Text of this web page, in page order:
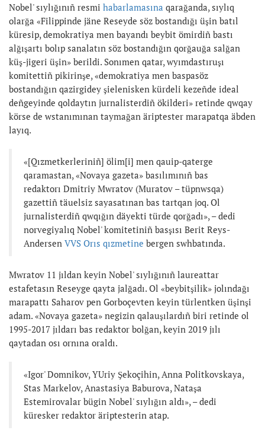
Nobel' sıylığınıñ resmi habarlamasına qarağanda, sıylıq
olarğa «Filippinde jäne Reseyde söz bostandığı üşin batıl
küresip, demokratiya men bayandı beybit ömirdiñ bastı
alğışartı bolıp sanalatın söz bostandığın qorğauğa salğan
küş-jigeri üşin» berildi. Sonımen qatar, wyımdastıruşı
komitettiñ pikirinşe, «demokratiya men baspasöz
bostandığın qazirgidey şielenisken kürdeli kezeñde ideal
deñgeyinde qoldaytın jurnalisterdiñ ökilderi» retinde qwqay
körse de wstanımınan taymağan äriptester marapatqa äbden
layıq.
«[Qızmetkerleriniñ] ölim[i] men qauip-qaterge
qaramastan, «Novaya gazeta» basılımınıñ bas
redaktorı Dmitriy Mwratov (Muratov – tüpnwsqa)
gazettiñ täuelsiz sayasatınan bas tartqan joq. Ol
jurnalisterdiñ qwqığın däyekti türde qorğadı», – dedi
norvegiyalıq Nobel' komitetiniñ basşısı Berit Reys-
Andersen VVS Orıs qızmetine bergen swhbatında.
Mwratov 11 jıldan keyin Nobel' sıylığınıñ laureattar
estafetasın Reseyge qayta jalğadı. Ol «beybitşilik» jolındağı
marapattı Saharov pen Gorboçevten keyin türlentken üşinşi
adam. «Novaya gazeta» negizin qalauşılardıñ biri retinde ol
1995-2017 jıldarı bas redaktor bolğan, keyin 2019 jılı
qaytadan osı ornına oraldı.
«Igor' Domnikov, YUriy Şekoçihin, Anna Politkovskaya,
Stas Markelov, Anastasiya Baburova, Nataşa
Estemirovalar bügin Nobel' sıylığın aldı», – dedi
küresker redaktor äriptesterin atap.